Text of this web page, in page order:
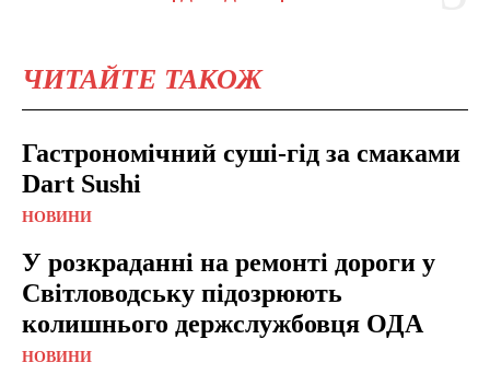
ЧИТАЙТЕ ТАКОЖ
Гастрономічний суші-гід за смаками
Dart Sushi
НОВИНИ
У розкраданні на ремонті дороги у
Світловодську підозрюють
колишнього держслужбовця ОДА
НОВИНИ